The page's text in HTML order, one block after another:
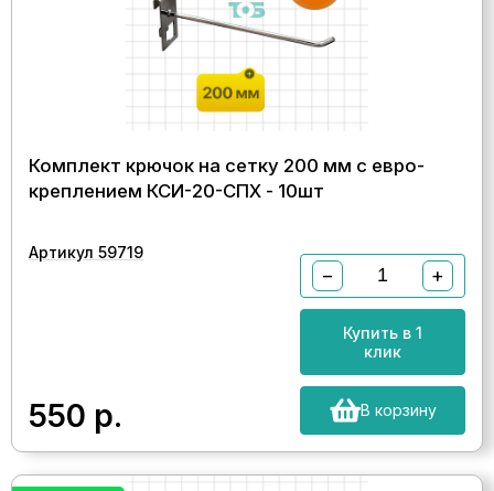
Комплект крючок на сетку 200 мм с евро-
креплением КСИ-20-СПХ - 10шт
Артикул 59719
550 р.
− +
Купить в 1
клик
В корзину